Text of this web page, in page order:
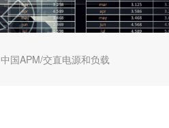
中国APM/交直电源和负载